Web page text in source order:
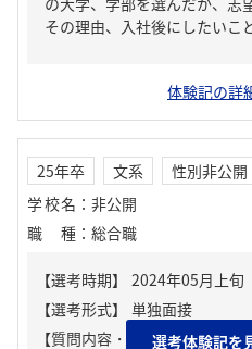
その理由、入社後にしたいこ
体験記の詳
25年卒 文系
性別非公開
学校名 ： 非公開
職種 ： 総合職
【質問内容・課題】選考体験記を